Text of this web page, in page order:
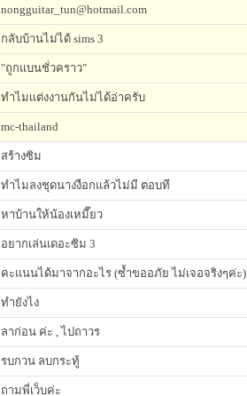
nongguitar_tun@hotmail.com
กลับบ้านไม่ได้ sims 3
"ถูกแบนชั่วคราว"
ทำไมเเต่งงานกันไม่ได้อ่าครับ
mc-thailand
สร้างซิม
ทำไมลงชุดนางงือกแล้วไม่มี ตอบที
หาบ้านให้น้องเหมี๊ยว
อยากเล่นเดอะซิม 3
คะแนนได้มาจากอะไร (ซ้ำขออภัย ไม่เจอจริงๆค่ะ)
ทำยังไง
ลาก่อน ค่ะ , ไปถาวร
รบกวน ลบกระทู้
ถามพี่เว็บค่ะ